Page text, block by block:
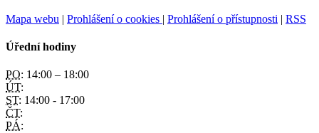
Mapa webu | Prohlášení o cookies | Prohlášení o přístupnosti | RSS
Úřední hodiny
PO: 14:00 – 18:00
ÚT:
ST: 14:00 - 17:00
ČT:
PÁ: